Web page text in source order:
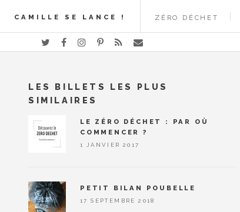
CAMILLE SE LANCE ! ZÉRO DÉCHET
LES BILLETS LES PLUS
SIMILAIRES
LE ZÉRO DÉCHET : PAR OÙ
COMMENCER ?
1 JANVIER 2017
PETIT BILAN POUBELLE
17 SEPTEMBRE 2018